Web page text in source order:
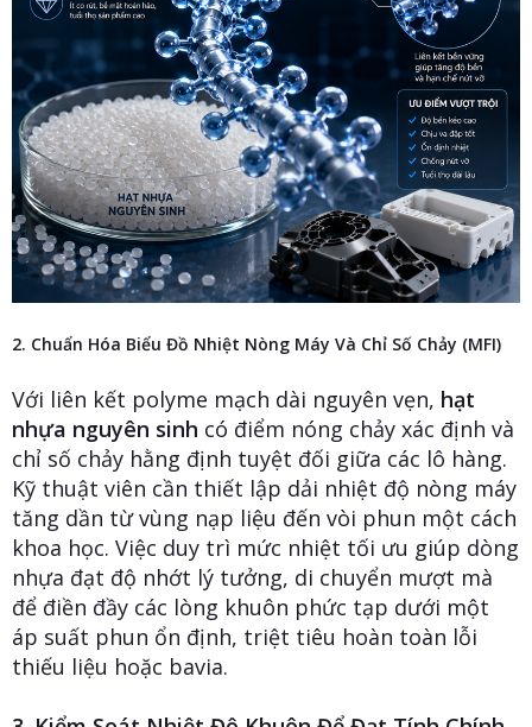
2. Chuẩn Hóa Biểu Đồ Nhiệt Nòng Máy Và Chỉ Số Chảy (MFI)
Với liên kết polyme mạch dài nguyên vẹn, hạt
nhựa nguyên sinh có điểm nóng chảy xác định và
chỉ số chảy hằng định tuyệt đối giữa các lô hàng.
Kỹ thuật viên cần thiết lập dải nhiệt độ nòng máy
tăng dần từ vùng nạp liệu đến vòi phun một cách
khoa học. Việc duy trì mức nhiệt tối ưu giúp dòng
nhựa đạt độ nhớt lý tưởng, di chuyển mượt mà
để điền đầy các lòng khuôn phức tạp dưới một
áp suất phun ổn định, triệt tiêu hoàn toàn lỗi
thiếu liệu hoặc bavia.